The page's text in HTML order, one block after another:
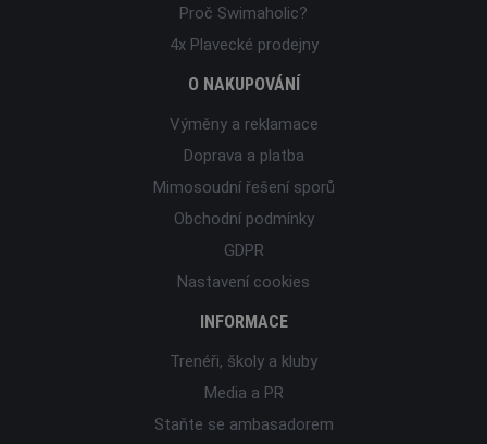
Proč Swimaholic?
4x Plavecké prodejny
O NAKUPOVÁNÍ
Výměny a reklamace
Doprava a platba
Mimosoudní řešení sporů
Obchodní podmínky
GDPR
Nastavení cookies
INFORMACE
Trenéři, školy a kluby
Media a PR
Staňte se ambasadorem